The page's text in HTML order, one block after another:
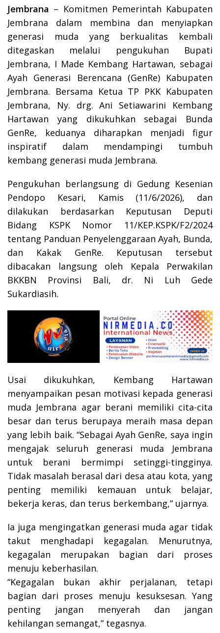
Jembrana – Komitmen Pemerintah Kabupaten
Jembrana dalam membina dan menyiapkan
generasi muda yang berkualitas kembali
ditegaskan melalui pengukuhan Bupati
Jembrana, I Made Kembang Hartawan, sebagai
Ayah Generasi Berencana (GenRe) Kabupaten
Jembrana. Bersama Ketua TP PKK Kabupaten
Jembrana, Ny. drg. Ani Setiawarini Kembang
Hartawan yang dikukuhkan sebagai Bunda
GenRe, keduanya diharapkan menjadi figur
inspiratif dalam mendampingi tumbuh
kembang generasi muda Jembrana.
Pengukuhan berlangsung di Gedung Kesenian
Pendopo Kesari, Kamis (11/6/2026), dan
dilakukan berdasarkan Keputusan Deputi
Bidang KSPK Nomor 11/KEP.KSPK/F2/2024
tentang Panduan Penyelenggaraan Ayah, Bunda,
dan Kakak GenRe. Keputusan tersebut
dibacakan langsung oleh Kepala Perwakilan
BKKBN Provinsi Bali, dr. Ni Luh Gede
Sukardiasih.
Usai dikukuhkan, Kembang Hartawan
menyampaikan pesan motivasi kepada generasi
muda Jembrana agar berani memiliki cita-cita
besar dan terus berupaya meraih masa depan
yang lebih baik. “Sebagai Ayah GenRe, saya ingin
mengajak seluruh generasi muda Jembrana
untuk berani bermimpi setinggi-tingginya.
Tidak masalah berasal dari desa atau kota, yang
penting memiliki kemauan untuk belajar,
bekerja keras, dan terus berkembang,” ujarnya.
Ia juga mengingatkan generasi muda agar tidak
takut menghadapi kegagalan. Menurutnya,
kegagalan merupakan bagian dari proses
menuju keberhasilan.
“Kegagalan bukan akhir perjalanan, tetapi
bagian dari proses menuju kesuksesan. Yang
penting jangan menyerah dan jangan
kehilangan semangat,” tegasnya.